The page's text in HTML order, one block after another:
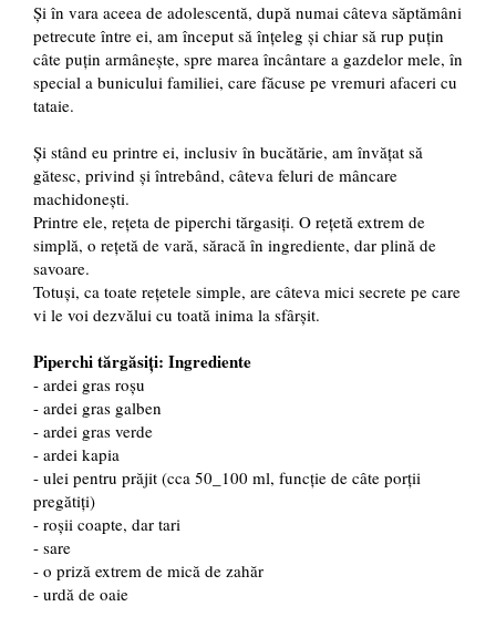
Și în vara aceea de adolescentă, după numai câteva săptămâni
petrecute între ei, am început să înțeleg și chiar să rup puțin
câte puțin armânește, spre marea încântare a gazdelor mele, în
special a bunicului familiei, care făcuse pe vremuri afaceri cu
tataie.
Și stând eu printre ei, inclusiv în bucătărie, am învățat să
gătesc, privind și întrebând, câteva feluri de mâncare
machidonești.
Printre ele, rețeta de piperchi tărgasiți. O rețetă extrem de
simplă, o rețetă de vară, săracă în ingrediente, dar plină de
savoare.
Totuși, ca toate rețetele simple, are câteva mici secrete pe care
vi le voi dezvălui cu toată inima la sfârșit.
Piperchi tărgăsiți: Ingrediente
- ardei gras roșu
- ardei gras galben
- ardei gras verde
- ardei kapia
- ulei pentru prăjit (cca 50_100 ml, funcție de câte porții
pregătiți)
- roșii coapte, dar tari
- sare
- o priză extrem de mică de zahăr
- urdă de oaie